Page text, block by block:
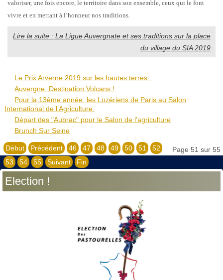
valoriser, une fois encore, le territoire dans son ensemble, ceux qui le font
vivre et en mettant à l’honneur nos traditions.
Lire la suite : La Ligue Auvergnate et ses traditions sur la place
du village du SIA 2019
Le Prix Arverne 2019 sur les hautes terres...
Auvergne, Destination Volcans !
Pour la 13ème année, les Lozériens de Paris au Salon
International de l’Agriculture.
Départ des "Aubrac" pour le Salon de l'agriculture
Brunch Sur Seine
Page 51 sur 55
Début Précédent 46 47 48 49 50 51
52
53
54 55 Suivant Fin
Election !